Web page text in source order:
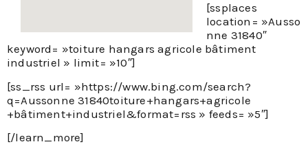
[ssplaces
location= »Ausso
nne 31840″
keyword= »toiture hangars agricole bâtiment
industriel » limit= »10″]
[ss_rss url= »https://www.bing.com/search?
q=Aussonne 31840toiture+hangars+agricole
+bâtiment+industriel&format=rss » feeds= »5″]
[/learn_more]